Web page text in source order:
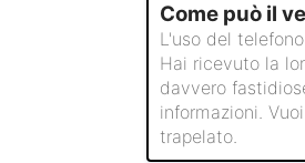
Come può il
L'uso del
Hai ricevuto la
davvero
informazioni.
trapelato.